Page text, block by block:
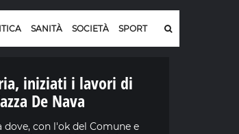
SANITÀ SOCIETÀ SPORT
iniziati i lavori di
De Nava
dove, con l'ok del Comune e